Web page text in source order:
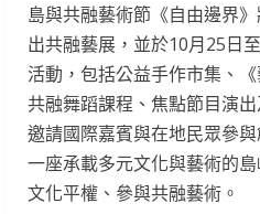
島與共融藝術節《自由邊界
出共融藝展，並於10月25日
活動，包括公益手作市集、
共融舞蹈課程、焦點節目演
邀請國際嘉賓與在地民眾參
一座承載多元文化與藝術的
文化平權、參與共融藝術。